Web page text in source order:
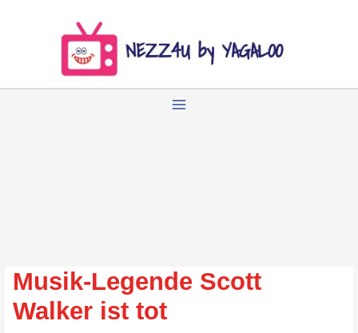
Musik-Legende Scott
Walker ist tot